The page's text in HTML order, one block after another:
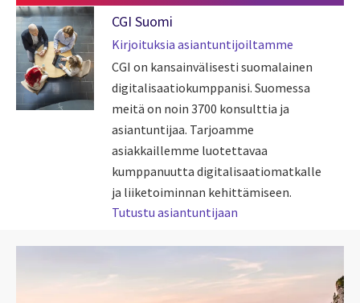
CGI Suomi
Kirjoituksia asiantuntijoiltamme
CGI on kansainvälisesti suomalainen
digitalisaatiokumppanisi. Suomessa
meitä on noin 3700 konsulttia ja
asiantuntijaa. Tarjoamme
asiakkaillemme luotettavaa
kumppanuutta digitalisaatiomatkalle
ja liiketoiminnan kehittämiseen.
Tutustu asiantuntijaan